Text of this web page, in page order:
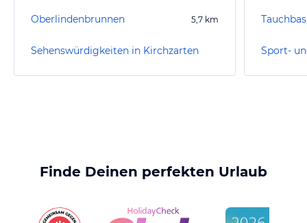
Oberlindenbrunnen 5,7 km
Sehenswürdigkeiten in Kirchzarten
Finde Deinen perfekten Urlaub